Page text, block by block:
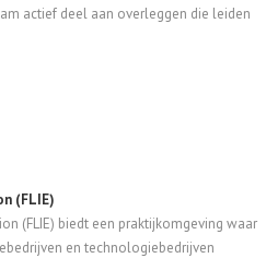
actief deel aan overleggen die leiden
(FLIE)
(FLIE) biedt een praktijkomgeving waar
en technologiebedrijven